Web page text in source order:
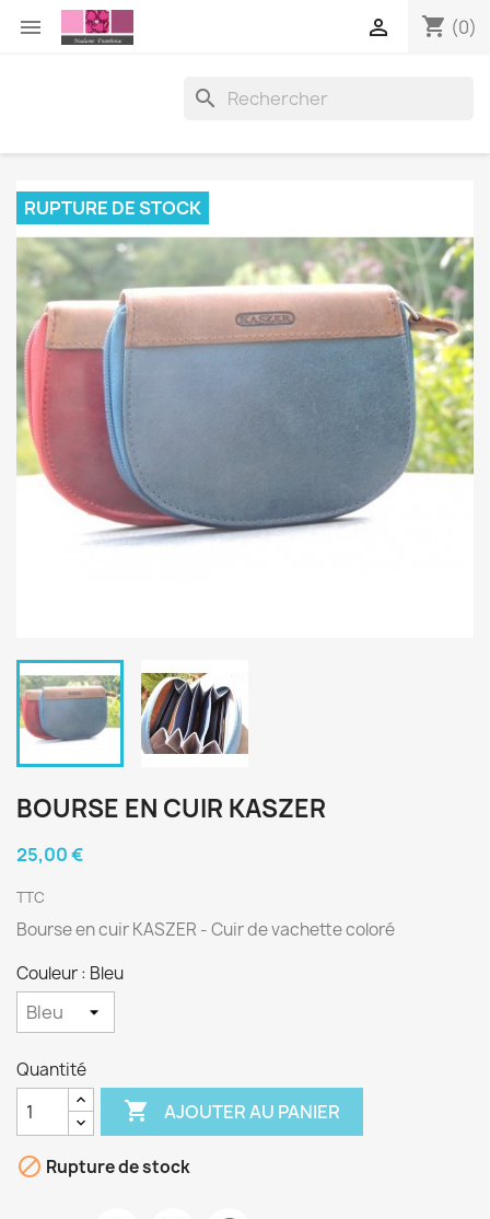
 shopping_cart (0)


RUPTURE DE STOCK
BOURSE EN CUIR KASZER
25,00 €
TTC
Bourse en cuir KASZER - Cuir de vachette coloré
Couleur : Bleu
Quantité
 AJOUTER AU PANIER
 Rupture de stock